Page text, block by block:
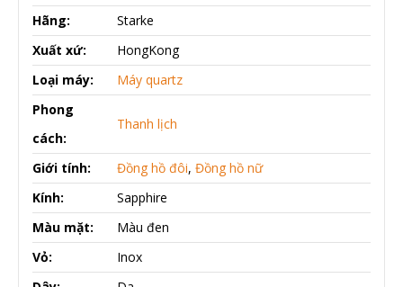
Hãng:
Starke
Xuất xứ:
HongKong
Loại máy:
Máy quartz
Phong
cách:
Thanh lịch
Giới tính: Đồng hồ đôi, Đồng hồ nữ
Kính:
Sapphire
Màu mặt:
Màu đen
Vỏ:
Inox